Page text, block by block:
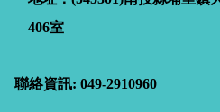
406室
聯絡資訊: 049-2910960